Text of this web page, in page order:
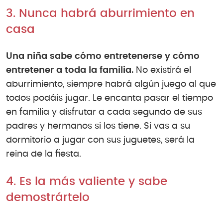
3. Nunca habrá aburrimiento en
casa
Una niña sabe cómo entretenerse y cómo
entretener a toda la familia. No existirá el
aburrimiento, siempre habrá algún juego al que
todos podáis jugar. Le encanta pasar el tiempo
en familia y disfrutar a cada segundo de sus
padres y hermanos si los tiene. Si vas a su
dormitorio a jugar con sus juguetes, será la
reina de la fiesta.
4. Es la más valiente y sabe
demostrártelo